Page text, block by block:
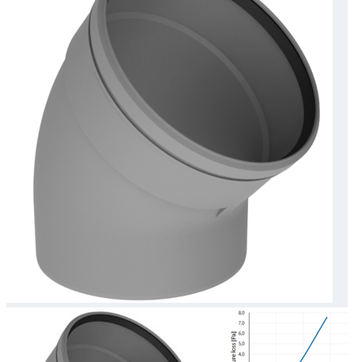
Assortiment
Oplossingen
Downloads
Academy
Contact